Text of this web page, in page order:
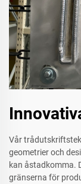
Vår
geometrier och
kan åstadkomma.
gränserna för